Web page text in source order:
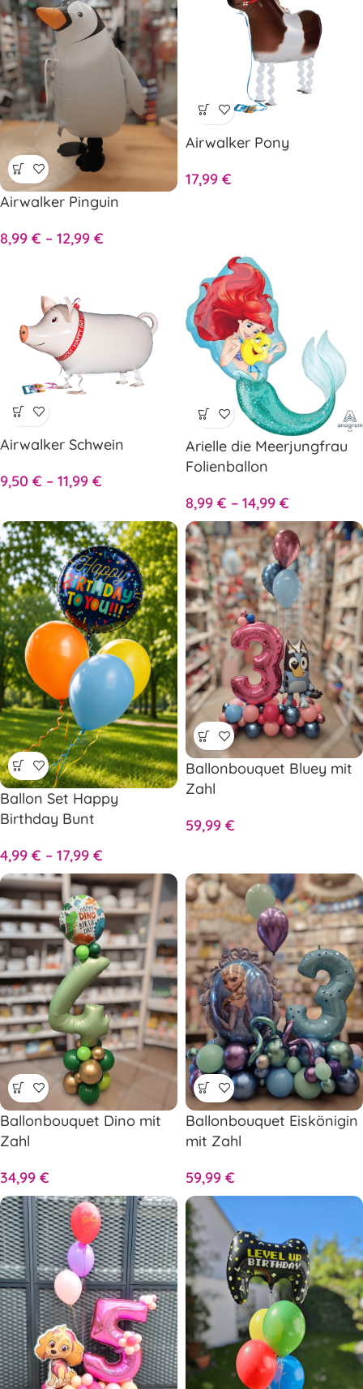
Airwalker Pinguin
8,99 € – 12,99 €
Airwalker Pony
17,99 €
Airwalker Schwein
9,50 € – 11,99 €
Arielle die Meerjungfrau
Folienballon
8,99 € – 14,99 €
Ballon Set Happy
Birthday Bunt
4,99 € – 17,99 €
Ballonbouquet Bluey mit
Zahl
59,99 €
Ballonbouquet Dino mit
Zahl
34,99 €
Ballonbouquet Eiskönigin
mit Zahl
59,99 €